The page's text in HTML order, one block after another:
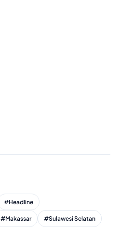
#Headline
#Makassar #Sulawesi Selatan